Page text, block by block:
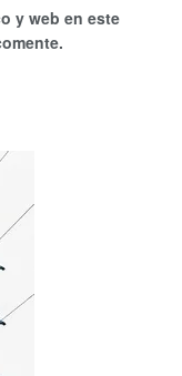
y web en este